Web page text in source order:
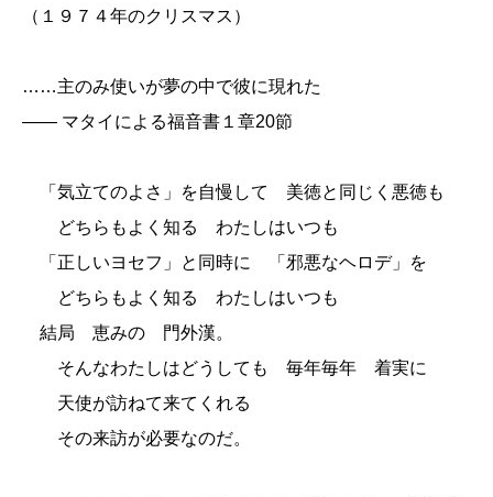
（１９７４年のクリスマス）
……主のみ使いが夢の中で彼に現れた
―― マタイによる福音書１章20節
「気立てのよさ」を自慢して 美徳と同じく悪徳も
どちらもよく知る わたしはいつも
「正しいヨセフ」と同時に 「邪悪なヘロデ」を
どちらもよく知る わたしはいつも
結局 恵みの 門外漢。
そんなわたしはどうしても 毎年毎年 着実に
天使が訪ねて来てくれる
その来訪が必要なのだ。